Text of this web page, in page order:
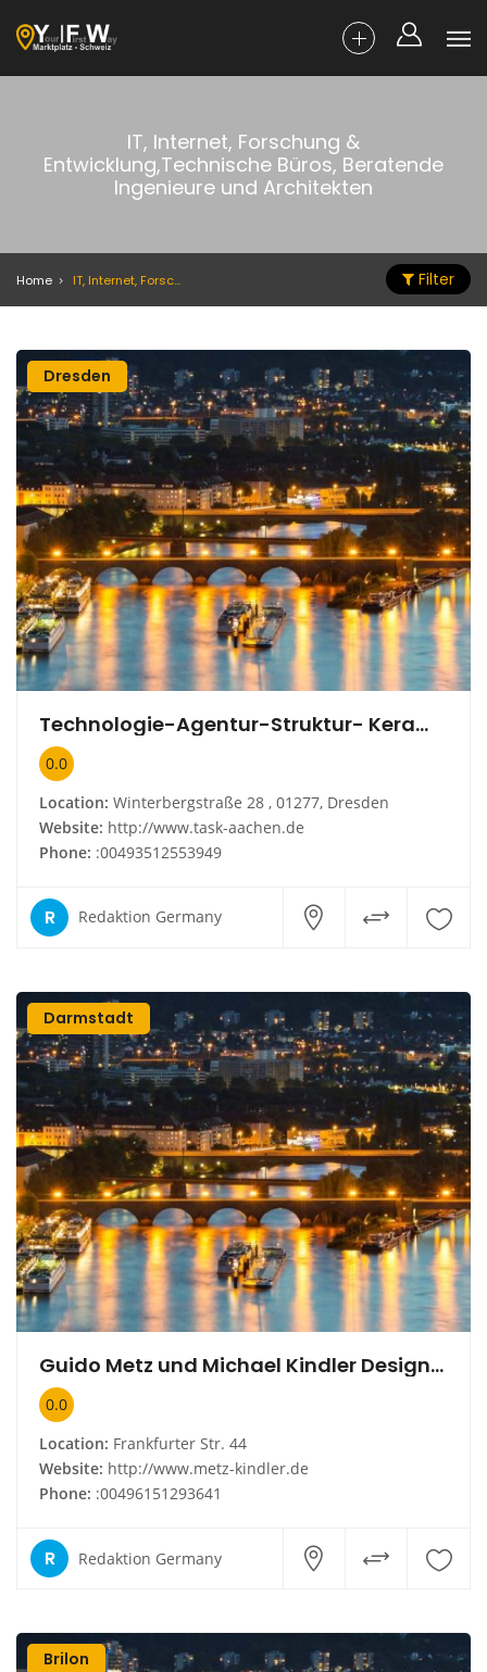
IT, Internet, Forschung &
Entwicklung,Technische Büros, Beratende
Ingenieure und Architekten
Home IT, Internet, Forschung & Entwicklung,Technische Büros, Beratende Ingenieure und Architekten Filter
Dresden
Technologie-Agentur-Struktur- Keramik TASK GmbH
0.0
Location: Winterbergstraße 28 , 01277, Dresden
Website: http://www.task-aachen.de
Phone: :00493512553949
R Redaktion Germany
Darmstadt
Guido Metz und Michael Kindler Design-Büro
0.0
Location: Frankfurter Str. 44
Website: http://www.metz-kindler.de
Phone: :00496151293641
R Redaktion Germany
Brilon